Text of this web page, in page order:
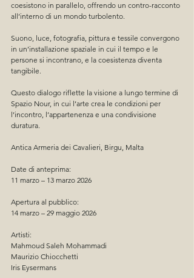
coesistono in parallelo, offrendo un contro-racconto
all’interno di un mondo turbolento.
Suono, luce, fotografia, pittura e tessile convergono
in un’installazione spaziale in cui il tempo e le
persone si incontrano, e la coesistenza diventa
tangibile.
Questo dialogo riflette la visione a lungo termine di
Spazio Nour, in cui l’arte crea le condizioni per
l’incontro, l’appartenenza e una condivisione
duratura.
Antica Armeria dei Cavalieri, Birgu, Malta
Date di anteprima:
11 marzo – 13 marzo 2026
Apertura al pubblico:
14 marzo – 29 maggio 2026
Artisti:
Mahmoud Saleh Mohammadi
Maurizio Chiocchetti
Iris Eysermans